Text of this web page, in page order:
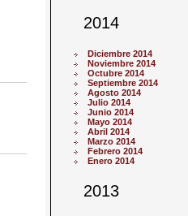
2014
Diciembre 2014
Noviembre 2014
Octubre 2014
Septiembre 2014
Agosto 2014
Julio 2014
Junio 2014
Mayo 2014
Abril 2014
Marzo 2014
Febrero 2014
Enero 2014
2013